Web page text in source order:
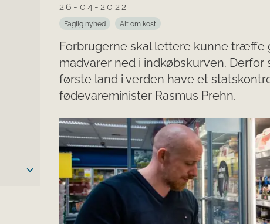
26-04-2022
Faglig nyhed Alt om kost
Forbrugerne skal lettere kunne træffe
madvarer ned i indkøbskurven. Derfor
første land i verden have et
fødevareminister Rasmus Prehn.